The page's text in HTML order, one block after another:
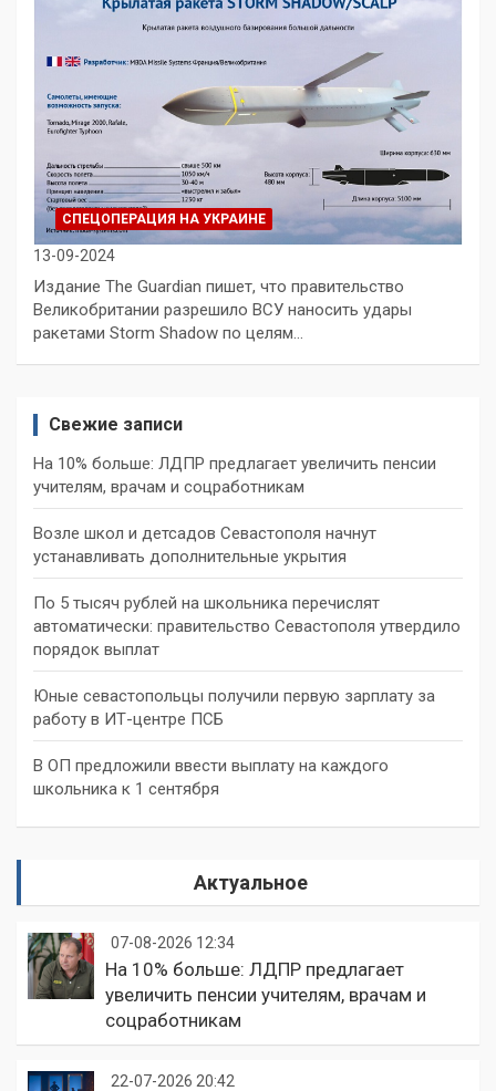
СПЕЦОПЕРАЦИЯ НА УКРАИНЕ
13-09-2024
Издание The Guardian пишет, что правительство
Великобритании разрешило ВСУ наносить удары
ракетами Storm Shadow по целям…
Свежие записи
На 10% больше: ЛДПР предлагает увеличить пенсии
учителям, врачам и соцработникам
Возле школ и детсадов Севастополя начнут
устанавливать дополнительные укрытия
По 5 тысяч рублей на школьника перечислят
автоматически: правительство Севастополя утвердило
порядок выплат
Юные севастопольцы получили первую зарплату за
работу в ИТ-центре ПСБ
В ОП предложили ввести выплату на каждого
школьника к 1 сентября
Актуальное
07-08-2026 12:34
На 10% больше: ЛДПР предлагает
увеличить пенсии учителям, врачам и
соцработникам
22-07-2026 20:42